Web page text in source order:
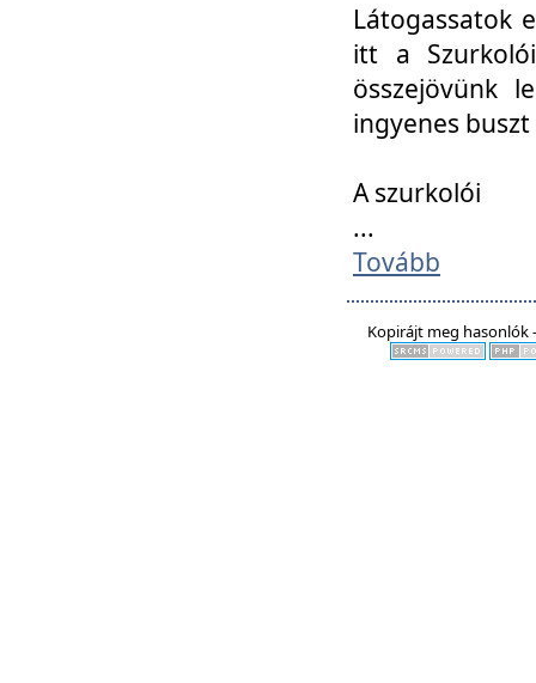
Látogassatok
itt a
összejövünk
ingyenes
A szurkolói
...
Tovább
Kopirájt meg hasonlók